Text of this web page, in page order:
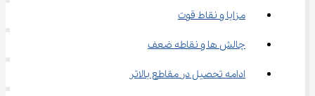
مزایا و نقاط قوت
چالش ها و نقاطه ضعف
ادامه تحصیل در مقاطع بالاتر